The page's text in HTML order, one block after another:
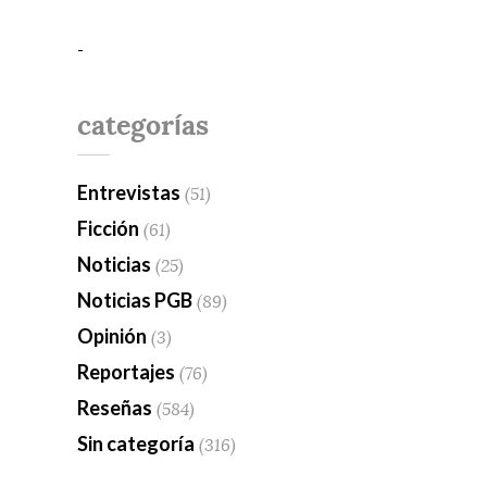
-
categorías
Entrevistas (51)
Ficción (61)
Noticias (25)
Noticias PGB (89)
Opinión (3)
Reportajes (76)
Reseñas (584)
Sin categoría (316)